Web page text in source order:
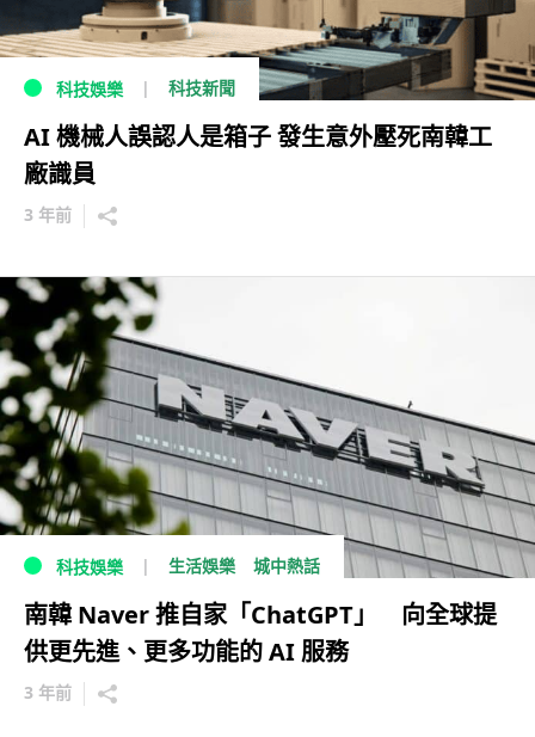
科技娛樂 科技新聞
AI 機械人誤認人是箱子 發生意外壓死南韓工
廠識員
3 年前
科技娛樂 生活娛樂 城中熱話
南韓 Naver 推自家「ChatGPT」 向全球提
供更先進、更多功能的 AI 服務
3 年前